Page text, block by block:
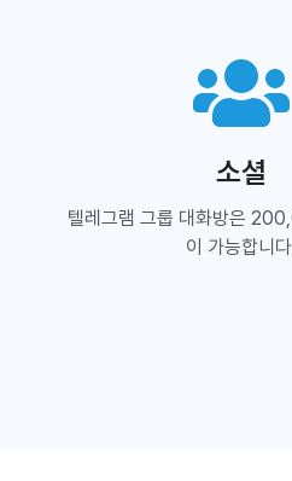
소셜
텔레그램 그룹 대화방은
이 가능합니